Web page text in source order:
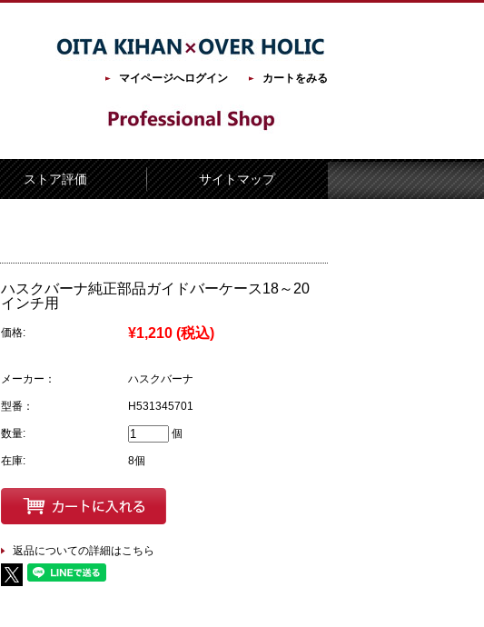
マイページへログイン カートをみる
ストア評価 サイトマップ
ハスクバーナ純正部品ガイドバーケース18～20
インチ用
価格: ¥1,210 (税込)
メーカー： ハスクバーナ
型番： H531345701
数量: 個
在庫: 8個
返品についての詳細はこちら